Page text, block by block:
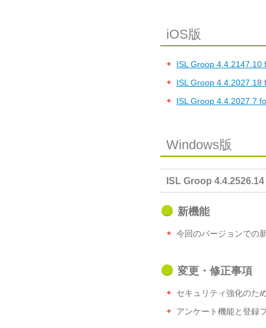
iOS版
ISL Groop 4.4.2147.10
ISL Groop 4.4.2027.18
ISL Groop 4.4.2027.7
Windows版
ISL Groop
新機能
今回のバージョンでの
変更・修正事項
セキュリティ強化のた
アンケート機能と登録